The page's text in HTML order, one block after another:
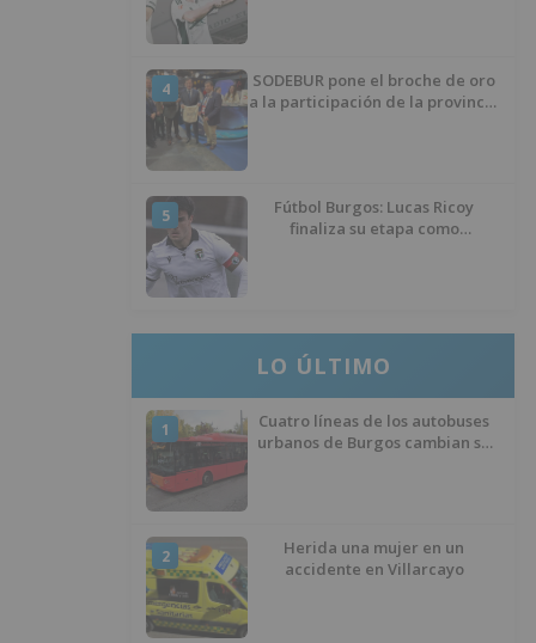
4
SODEBUR pone el broche de oro
a la participación de la provincia
5
Fútbol Burgos: Lucas Ricoy
finaliza su etapa como
LO ÚLTIMO
1
Cuatro líneas de los autobuses
urbanos de Burgos cambian su
2
Herida una mujer en un
accidente en Villarcayo